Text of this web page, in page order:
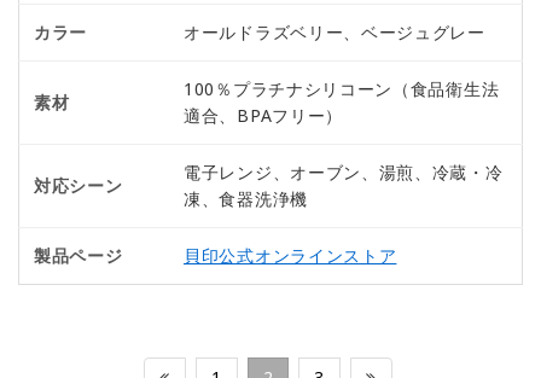
カラー オールドラズベリー、ベージュグレー
素材
100％プラチナシリコーン（食品衛生法
適合、BPAフリー）
対応シーン
電子レンジ、オーブン、湯煎、冷蔵・冷
凍、食器洗浄機
製品ページ 貝印公式オンラインストア